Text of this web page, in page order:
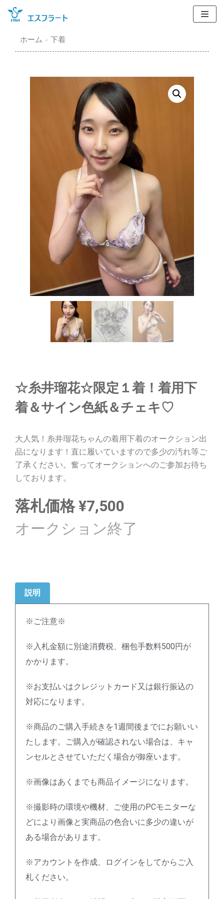
コ
ン
ン
ホーム » 下着
☆糸井瑠花☆限定１着！着用下
着＆サイン色紙＆チェキ♡
大人気！糸井瑠花ちゃんの着用下着のオークション出
品になります！直に履いていますので多少の汚れ等ご
了承ください。奮ってオークションへのご参加お待ち
しております。
落札価格¥7,500
説明
※ご注意※
※入札金額に別途消費税、梱包手数料500円が
かかります。
※お支払いはクレジットカード又は銀行振込の
対応になります。
※商品のご購入手続きを1週間後までにお願いい
たします。ご購入が確認されない場合は、キャ
ンセルとさせていただく場合が御座います。
※画像はあくまでも商品イメージになります。
※撮影時の環境や機材、ご使用のPCモニターな
どにより画像と実商品の色合いに多少の違いが
ある場合があります。
※アカウントを作成、ログインをしてからご入
札ください。